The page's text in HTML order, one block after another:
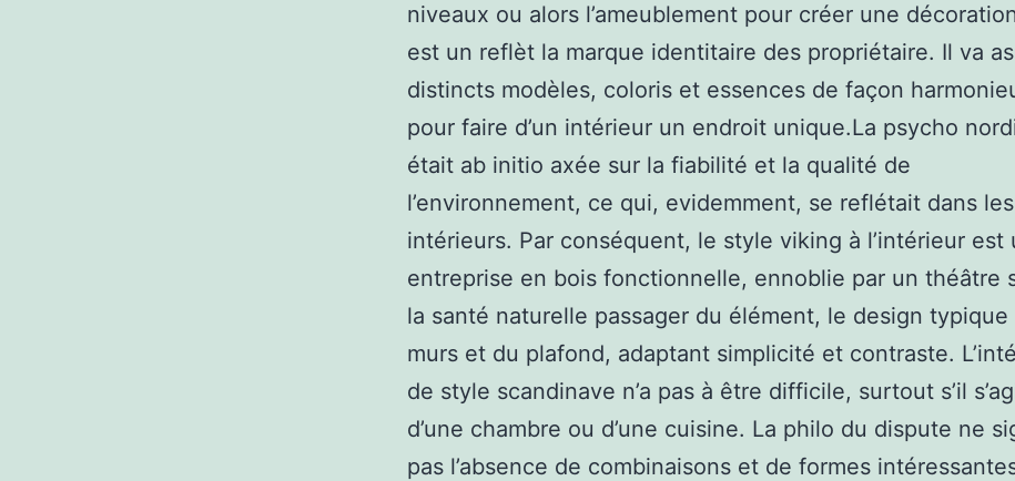
niveaux ou alors l’ameublement pour créer une
est un reflèt la marque identitaire des propriétaire. Il va
distincts modèles, coloris et essences de façon
pour faire d’un intérieur un endroit unique.La psycho
était ab initio axée sur la fiabilité et la qualité de
l’environnement, ce qui, evidemment, se reflétait dans les
intérieurs. Par conséquent, le style viking à l’intérieur est
entreprise en bois fonctionnelle, ennoblie par un théâtre
la santé naturelle passager du élément, le design typique
murs et du plafond, adaptant simplicité et contraste.
de style scandinave n’a pas à être difficile, surtout s’il
d’une chambre ou d’une cuisine. La philo du dispute ne
pas l’absence de combinaisons et de formes